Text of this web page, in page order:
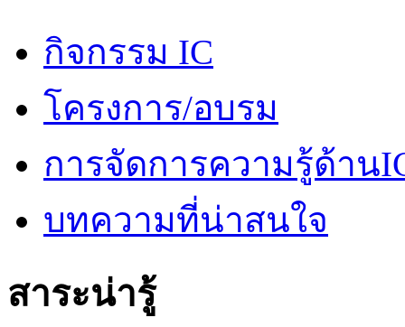
กิจกรรม IC
โครงการ/อบรม
การจัดการความรู้ด้าน
บทความที่น่าสนใจ
สาระน่ารู้